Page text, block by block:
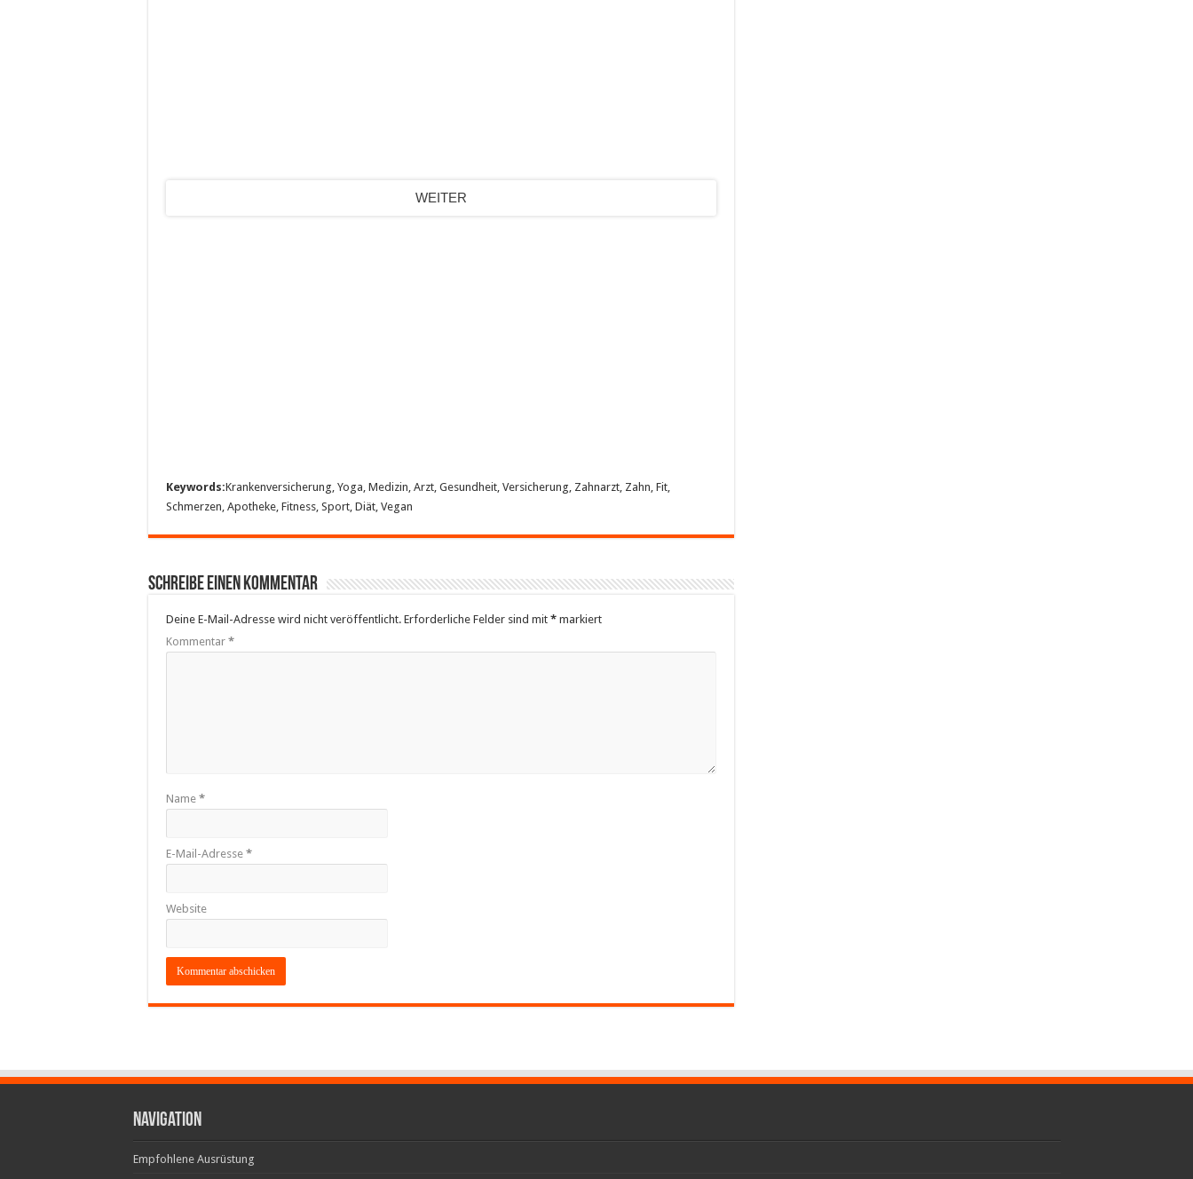
WEITER
Keywords:Krankenversicherung, Yoga, Medizin, Arzt, Gesundheit, Versicherung, Zahnarzt, Zahn, Fit,
Schmerzen, Apotheke, Fitness, Sport, Diät, Vegan
Schreibe einen Kommentar
Deine E-Mail-Adresse wird nicht veröffentlicht. Erforderliche Felder sind mit * markiert
Kommentar *
Name *
E-Mail-Adresse *
Website
Navigation
Empfohlene Ausrüstung